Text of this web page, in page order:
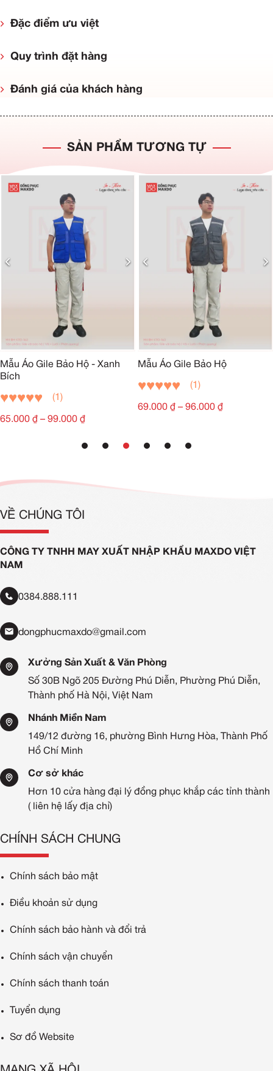
Đặc điểm ưu việt
Quy trình đặt hàng
Đánh giá của khách hàng
SẢN PHẨM TƯƠNG TỰ
Mẫu Áo Gile Bảo Hộ - Xanh
Bích
(1)
65.000 ₫ – 99.000 ₫
Mẫu Áo Gile Bảo Hộ
(1)
69.000 ₫ – 96.000 ₫
VỀ CHÚNG TÔI
CÔNG TY TNHH MAY XUẤT NHẬP KHẨU MAXDO VIỆT
NAM
0384.888.111
dongphucmaxdo@gmail.com
Xưởng Sản Xuất & Văn Phòng
Số 30B Ngõ 205 Đường Phú Diễn, Phường Phú Diễn,
Thành phố Hà Nội, Việt Nam
Nhánh Miền Nam
149/12 đường 16, phường Bình Hưng Hòa, Thành Phố
Hồ Chí Minh
Cơ sở khác
Hơn 10 cửa hàng đại lý đồng phục khắp các tỉnh thành
( liên hệ lấy địa chỉ)
CHÍNH SÁCH CHUNG
Chính sách bảo mật
Điều khoản sử dụng
Chính sách bảo hành và đổi trả
Chính sách vận chuyển
Chính sách thanh toán
Tuyển dụng
Sơ đồ Website